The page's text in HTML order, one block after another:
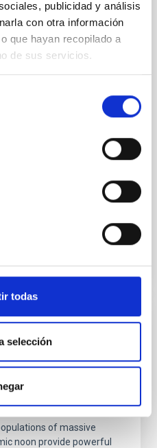
publicidad y análisis
con otra información
que hayan recopilado a
de sus servicios.
todas
selección
between Cloud and
model of star formation,
A. Pandhi et al. showed
orientation of cores and
magnetic
in quiescent
Age, Fe-, and
from JWST-
of massive
noon provide powerful